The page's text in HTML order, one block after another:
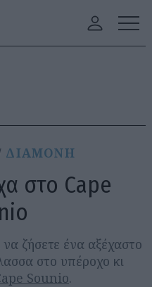
ΔΙΑΜΟΝΗ
στο Cape
ζήσετε ένα αξέχαστο
στο υπέροχο κι
Sounio.